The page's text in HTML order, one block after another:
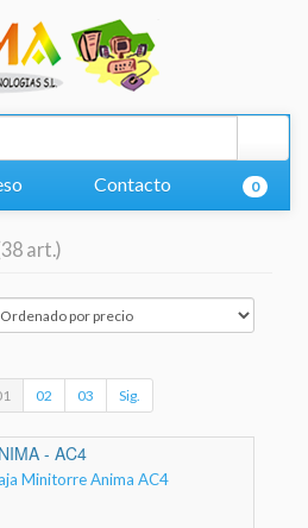
Contacto 0
art.)
02 03 Sig.
- AC4
Minitorre Anima AC4